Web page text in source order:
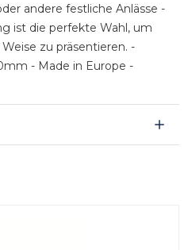
andere festliche Anlässe -
ist die perfekte Wahl, um
zu präsentieren. -
- Made in Europe -